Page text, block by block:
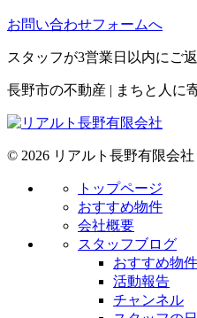
お問い合わせフォームへ
スタッフが3営業日以内にご
長野市の不動産 | まちと人に
© 2026 リアルト長野有限会社
トップページ
おすすめ物件
会社概要
スタッフブログ
おすすめ物件
活動報告
チャンネル